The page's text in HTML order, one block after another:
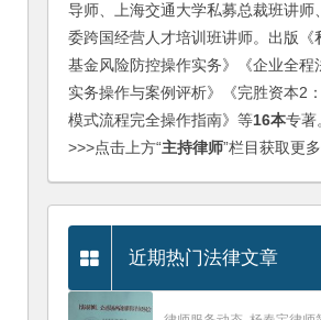
导师、上海交通大学私募总裁班讲师
委跨国经营人才培训班讲师。出版《
基金风险防控操作实务》《企业全程
实务操作与案例评析》《完胜资本2
模式流程完全操作指南》等16本专著
>>>点击上方“主持律师”栏目获取更多
近期热门法律文章